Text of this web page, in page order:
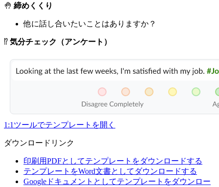
🤚 締めくくり
他に話し合いたいことはありますか？
⁉️ 気分チェック（アンケート）
1:1ツールでテンプレートを開く
ダウンロードリンク
印刷用PDFとしてテンプレートをダウンロードする
テンプレートをWord文書としてダウンロードする
Googleドキュメントとしてテンプレートをダウンロー